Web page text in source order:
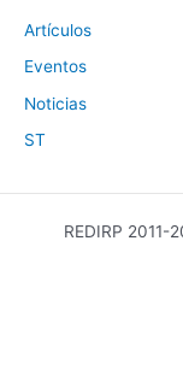
Artículos
Eventos
Noticias
ST
REDIRP